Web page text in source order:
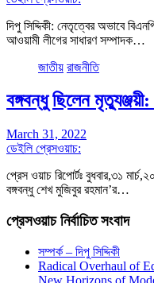
দিপু সিদ্দিকী: নেতৃত্বের অভাবে
আওয়ামী লীগের সাধারণ সম্পাদক…
জাতীয় রাজনীতি
বঙ্গবন্ধু ছিলেন
March 31, 2022
ডেইলি প্রেসওয়াচ:
প্রেস ওয়াচ রিপোর্টঃ বুধবার,৩১
বঙ্গবন্ধু শেখ মুজিবুর রহমান’র…
প্রেসওয়াচ নির্বাচিত সংবাদ
সম্পর্ক – দিপু সিদ্দিকী
Radical Overhaul of
New Horizons of